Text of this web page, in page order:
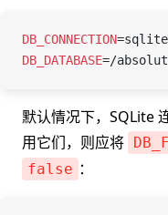
DB_CONNECTION=sqlite
DB_DATABASE=/
默认情况下，SQLite
用它们，则应将
false ：